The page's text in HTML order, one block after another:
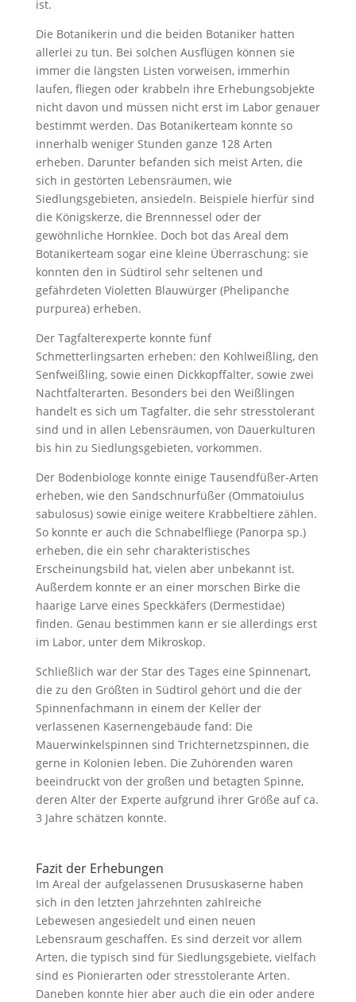
ist.
Die Botanikerin und die beiden Botaniker hatten
allerlei zu tun. Bei solchen Ausflügen können sie
immer die längsten Listen vorweisen, immerhin
laufen, fliegen oder krabbeln ihre Erhebungsobjekte
nicht davon und müssen nicht erst im Labor genauer
bestimmt werden. Das Botanikerteam konnte so
innerhalb weniger Stunden ganze 128 Arten
erheben. Darunter befanden sich meist Arten, die
sich in gestörten Lebensräumen, wie
Siedlungsgebieten, ansiedeln. Beispiele hierfür sind
die Königskerze, die Brennnessel oder der
gewöhnliche Hornklee. Doch bot das Areal dem
Botanikerteam sogar eine kleine Überraschung: sie
konnten den in Südtirol sehr seltenen und
gefährdeten Violetten Blauwürger (Phelipanche
purpurea) erheben.
Der Tagfalterexperte konnte fünf
Schmetterlingsarten erheben: den Kohlweißling, den
Senfweißling, sowie einen Dickkopffalter, sowie zwei
Nachtfalterarten. Besonders bei den Weißlingen
handelt es sich um Tagfalter, die sehr stresstolerant
sind und in allen Lebensräumen, von Dauerkulturen
bis hin zu Siedlungsgebieten, vorkommen.
Der Bodenbiologe konnte einige Tausendfüßer-Arten
erheben, wie den Sandschnurfüßer (Ommatoiulus
sabulosus) sowie einige weitere Krabbeltiere zählen.
So konnte er auch die Schnabelfliege (Panorpa sp.)
erheben, die ein sehr charakteristisches
Erscheinungsbild hat, vielen aber unbekannt ist.
Außerdem konnte er an einer morschen Birke die
haarige Larve eines Speckkäfers (Dermestidae)
finden. Genau bestimmen kann er sie allerdings erst
im Labor, unter dem Mikroskop.
Schließlich war der Star des Tages eine Spinnenart,
die zu den Größten in Südtirol gehört und die der
Spinnenfachmann in einem der Keller der
verlassenen Kasernengebäude fand: Die
Mauerwinkelspinnen sind Trichternetzspinnen, die
gerne in Kolonien leben. Die Zuhörenden waren
beeindruckt von der großen und betagten Spinne,
deren Alter der Experte aufgrund ihrer Größe auf ca.
3 Jahre schätzen konnte.
Fazit der Erhebungen
Im Areal der aufgelassenen Drususkaserne haben
sich in den letzten Jahrzehnten zahlreiche
Lebewesen angesiedelt und einen neuen
Lebensraum geschaffen. Es sind derzeit vor allem
Arten, die typisch sind für Siedlungsgebiete, vielfach
sind es Pionierarten oder stresstolerante Arten.
Daneben konnte hier aber auch die ein oder andere